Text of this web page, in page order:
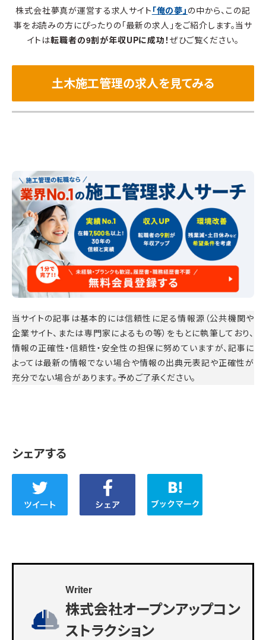
株式会社夢真が運営する求人サイト 「俺の夢」 の中から、この記
事をお読みの方にぴったりの「最新の求人」をご紹介します。当サ
イトは転職者の9割が年収UPに成功！ぜひご覧ください。
土木施工管理の求人を見てみる
当サイトの記事は基本的には信頼性に足る情報源（公共機関や
企業サイト、または専門家によるもの等）をもとに執筆しており、
情報の正確性・信頼性・安全性の担保に努めていますが、記事に
よっては最新の情報でない場合や情報の出典元表記や正確性が
充分でない場合があります。予めご了承ください。
シェアする
Writer
株式会社オープンアップコン
ストラクション